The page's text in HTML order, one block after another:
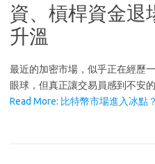
資、槓桿資金退
升溫
最近的加密市場，似乎正在經歷
眼球，但真正讓交易員感到不安
Read More: 比特幣市場進入冰點